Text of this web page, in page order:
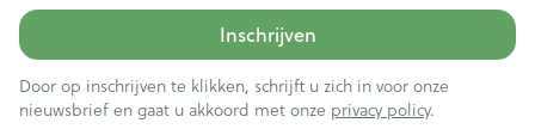
Inschrijven
Door op inschrijven te klikken, schrijft u zich in voor onze
nieuwsbrief en gaat u akkoord met onze privacy policy.